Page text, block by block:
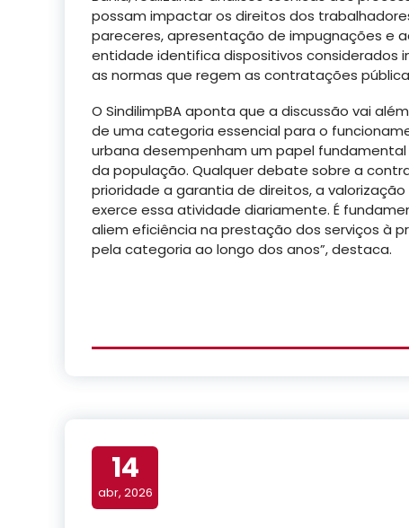
possam impactar os direitos dos
pareceres, apresentação de impugnações e
entidade identifica dispositivos considerados
as normas que regem as contratações
O SindilimpBA aponta que a discussão vai
de uma categoria essencial para o
urbana desempenham um papel
da população. Qualquer debate sobre a
prioridade a garantia de direitos, a
exerce essa atividade diariamente. É
aliem eficiência na prestação dos serviços à
pela categoria ao longo dos anos”, destaca.
14
abr, 2026